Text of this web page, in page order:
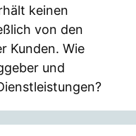
keinen
von den
Kunden. Wie
und